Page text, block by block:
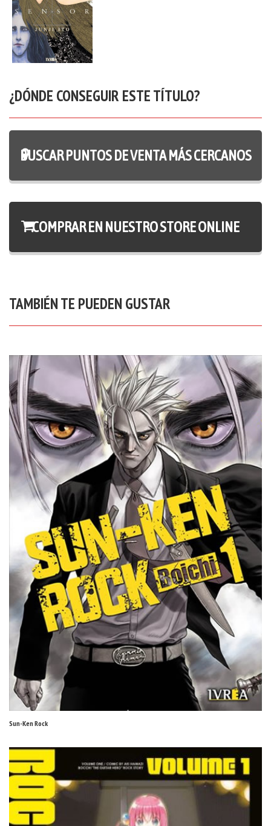
¿DÓNDE CONSEGUIR ESTE TÍTULO?
BUSCAR PUNTOS DE VENTA MÁS CERCANOS
COMPRAR EN NUESTRO STORE ONLINE
TAMBIÉN TE PUEDEN GUSTAR
Sun-Ken Rock